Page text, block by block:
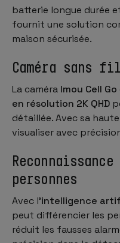
batterie longue durée
fournit une solution
maison sécurisée.
Caméra sans
La caméra Imou Cell Go
en résolution 2K QHD
détaillée. Avec sa
visualiser avec
personnes
Avec l'intelligence
peut différencier les
réduit les fausses